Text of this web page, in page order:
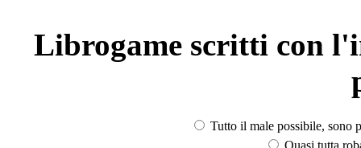
Librogame scritti con
Tutto il male possibile, sono
Quasi tutta